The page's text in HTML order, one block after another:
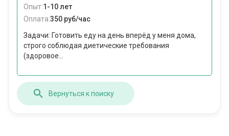
Опыт:1-10 лет
Оплата:350 руб/час
Задачи: Готовить еду на день вперёд у меня дома,
строго соблюдая диетические требования
(здоровое...
Вернуться к поиску